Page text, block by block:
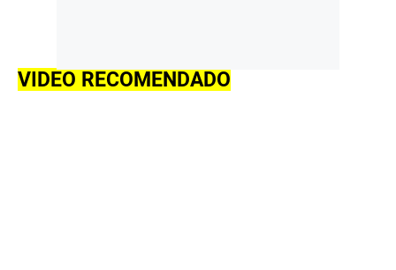
VIDEO RECOMENDADO